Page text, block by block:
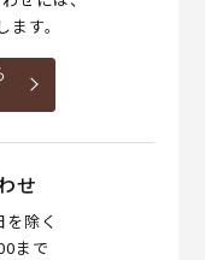
す。
せ
除く
まで